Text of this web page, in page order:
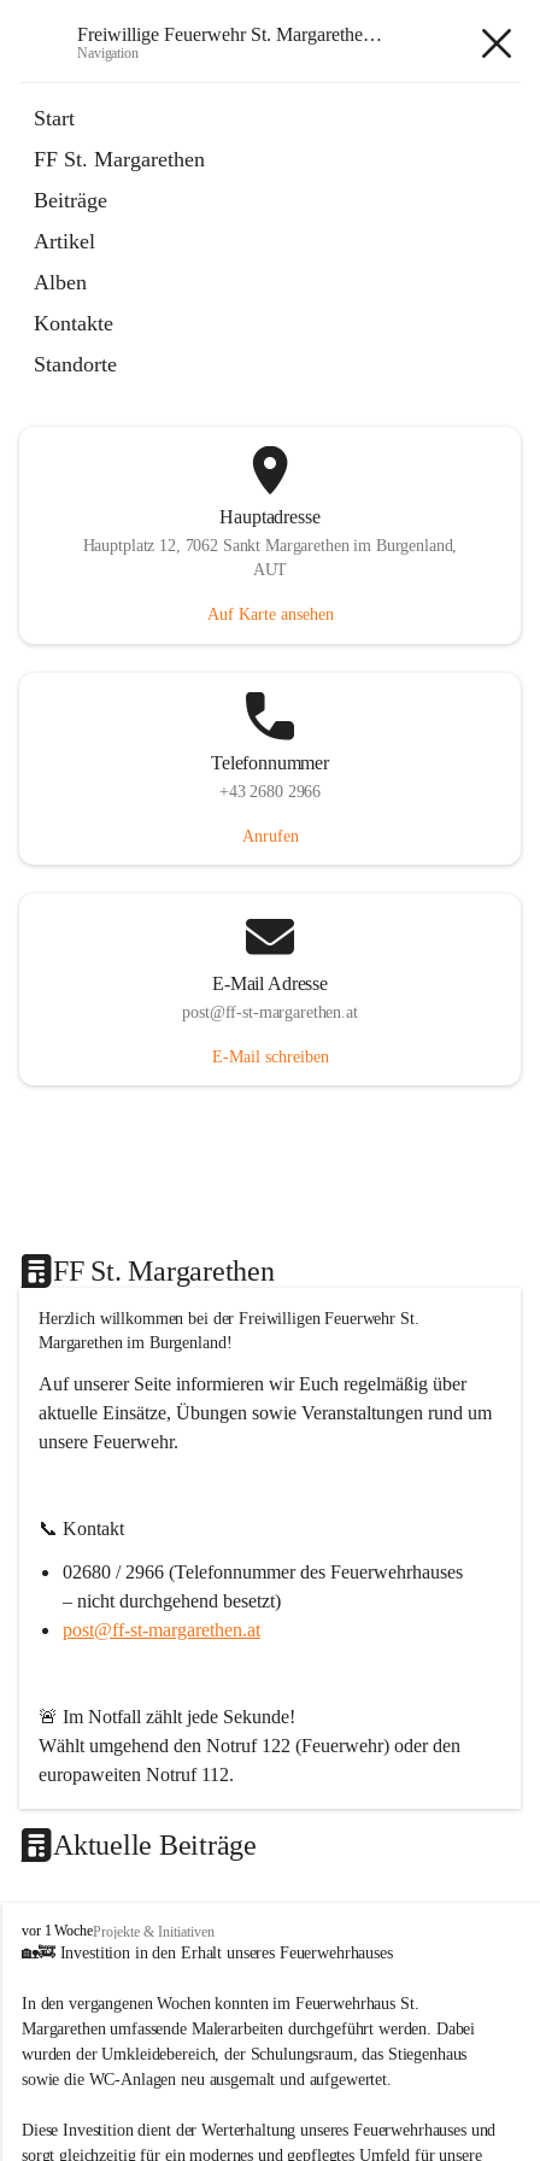
Freiwillige Feuerwehr St. Margarethen im Burgenland
Navigation
Start
FF St. Margarethen
Beiträge
Artikel
Alben
Kontakte
Standorte
Margarethen im Burgenland
Instagram
öffnet
in
neuem
Tab
Externe Webseite
in
Tab
Hauptadresse
Hauptplatz 12, 7062 Sankt Margarethen im Burgenland,
AUT
Auf Karte ansehen
Telefonnummer
+43 2680 2966
Anrufen
E-Mail Adresse
post@ff-st-margarethen.at
E-Mail schreiben
FF St. Margarethen
Herzlich willkommen bei der Freiwilligen Feuerwehr St.
Margarethen im Burgenland!
Auf unserer Seite informieren wir Euch regelmäßig über
aktuelle Einsätze, Übungen sowie Veranstaltungen rund um
unsere Feuerwehr.
📞 Kontakt
02680 / 2966 (Telefonnummer des Feuerwehrhauses
– nicht durchgehend besetzt)
post@ff-st-margarethen.at
🚨 Im Notfall zählt jede Sekunde!
Wählt umgehend den Notruf 122 (Feuerwehr) oder den
europaweiten Notruf 112.
Werde Teil unserer Feuerwehr!
mit Sinn suchst – abwechslungsreich, spannend und aus
richtig. Langeweile gibt es bei uns nicht!
Wir sind von Kopf bis Fuß auf Hilfe eingestellt und packen
dort an, wo andere erst Angebote schreiben. Dafür brauchen
Wen wir suchen
Aktuelle Beiträge
F
r
i
w
i
l
l
g
e
vor 1 WocheProjekte & Initiativen
🏡🚒 Investition in den Erhalt unseres Feuerwehrhauses
In den vergangenen Wochen konnten im Feuerwehrhaus St.
Margarethen umfassende Malerarbeiten durchgeführt werden. Dabei
wurden der Umkleidebereich, der Schulungsraum, das Stiegenhaus
sowie die WC-Anlagen neu ausgemalt und aufgewertet.
Diese Investition dient der Werterhaltung unseres Feuerwehrhauses und
sorgt gleichzeitig für ein modernes und gepflegtes Umfeld für unsere